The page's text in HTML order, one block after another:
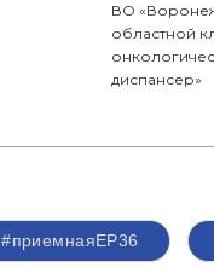
ВО
областной
диспансер»
#приемнаяЕР36